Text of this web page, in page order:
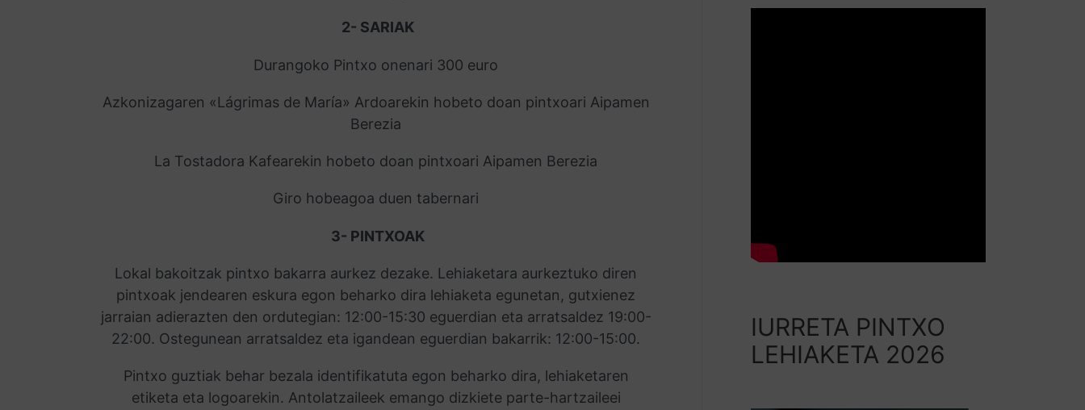
2- SARIAK
Durangoko Pintxo onenari 300 euro
Azkonizagaren «Lágrimas de María» Ardoarekin hobeto doan pintxoari Aipamen
Berezia
La Tostadora Kafearekin hobeto doan pintxoari Aipamen Berezia
Giro hobeagoa duen tabernari
3- PINTXOAK
Lokal bakoitzak pintxo bakarra aurkez dezake. Lehiaketara aurkeztuko diren
pintxoak jendearen eskura egon beharko dira lehiaketa egunetan, gutxienez
jarraian adierazten den ordutegian: 12:00-15:30 eguerdian eta arratsaldez 19:00-
22:00. Ostegunean arratsaldez eta igandean eguerdian bakarrik: 12:00-15:00.
Pintxo guztiak behar bezala identifikatuta egon beharko dira, lehiaketaren
etiketa eta logoarekin. Antolatzaileek emango dizkiete parte-hartzaileei
IURRETA PINTXO
LEHIAKETA 2026